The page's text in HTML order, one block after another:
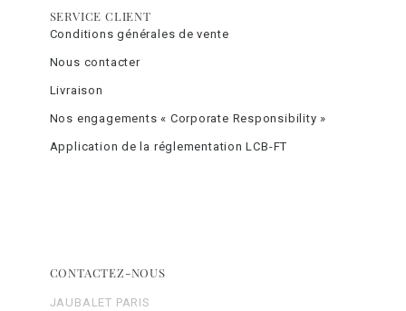
SERVICE CLIENT
Conditions générales de vente
Nous contacter
Livraison
Nos engagements « Corporate Responsibility »
Application de la réglementation LCB-FT
CONTACTEZ-NOUS
JAUBALET PARIS